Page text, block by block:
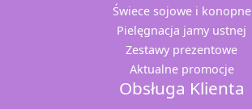
Świece sojowe i konopne
Pielęgnacja jamy ustnej
Zestawy prezentowe
Aktualne promocje
Obsługa Klienta